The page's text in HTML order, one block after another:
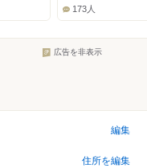
173人
広告を非表示
編集
住所を編集